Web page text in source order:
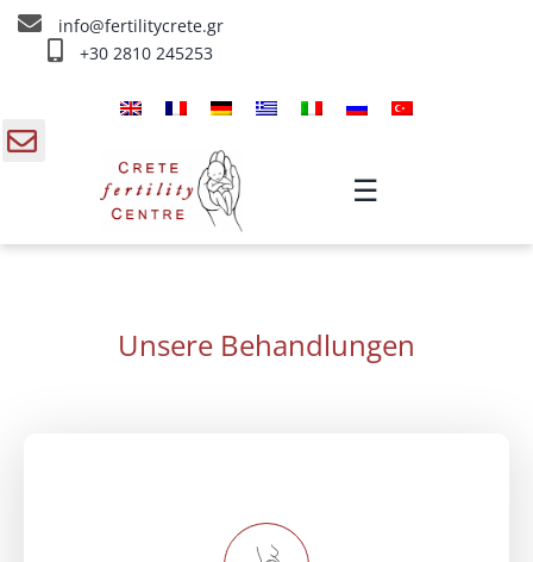
Skip
info@fertilitycrete.gr
+30 2810 245253
☰
Über uns
Fruchtbarkeitstherapien
IV TherapienUnsere Behandlungen